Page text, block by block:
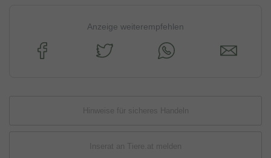
Anzeige weiterempfehlen
Hinweise für sicheres Handeln
Inserat an Tiere.at melden